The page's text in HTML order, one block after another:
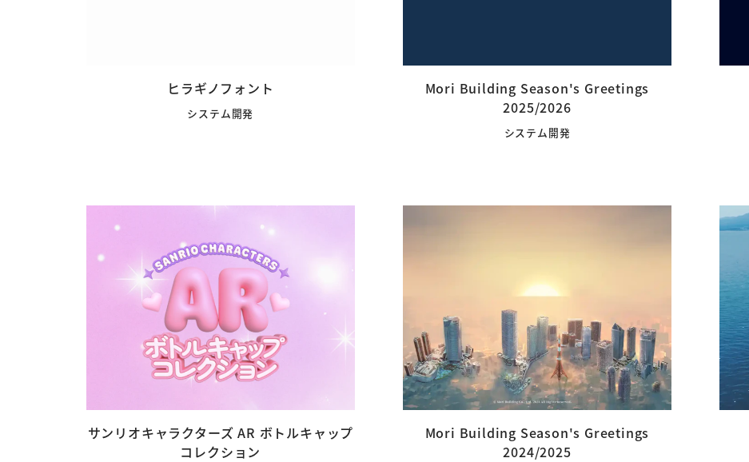
ヒラギノフォント
システム開発
Mori Building Season's Greetings
2025/2026
システム開発
サンリオキャラクターズ AR ボトルキャップ
コレクション
Mori Building Season's Greetings
2024/2025